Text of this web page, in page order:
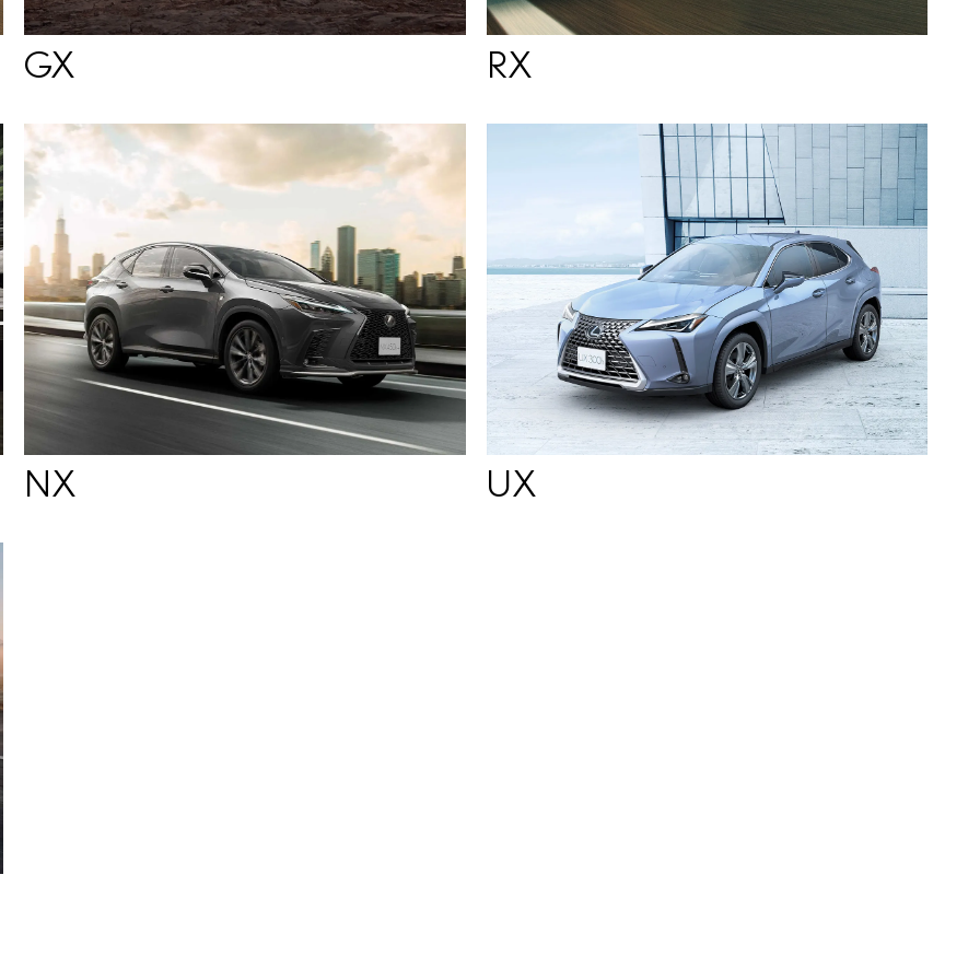
GX RX
NX UX